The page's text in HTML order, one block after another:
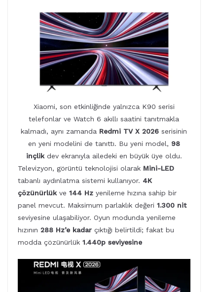
Xiaomi, son etkinliğinde yalnızca K90 serisi
telefonlar ve Watch 6 akıllı saatini tanıtmakla
kalmadı, aynı zamanda Redmi TV X 2026 serisinin
en yeni modelini de tanıttı. Bu yeni model, 98
inçlikdev ekranıyla ailedeki en büyük üye oldu.
Televizyon, görüntü teknolojisi olarak Mini-LED
tabanlı aydınlatma sistemi kullanıyor. 4K
çözünürlükve 144 Hz yenileme hızına sahip bir
panel mevcut. Maksimum parlaklık değeri 1.300 nit
seviyesine ulaşabiliyor. Oyun modunda yenileme
hızının 288 Hz’e kadar çıktığı belirtildi; fakat bu
modda çözünürlük 1.440p seviyesine